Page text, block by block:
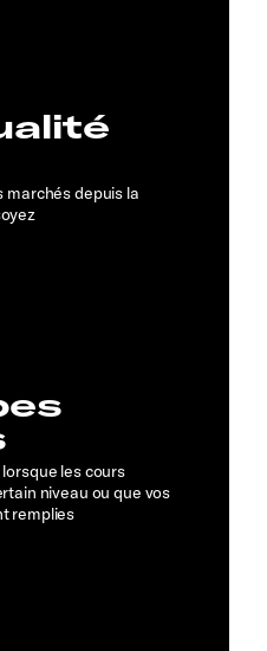
marchés depuis la
les cours
niveau ou que vos
remplies